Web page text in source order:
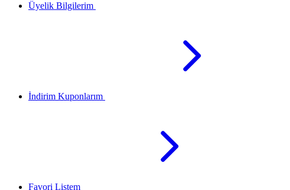
Üyelik Bilgilerim
İndirim Kuponlarım
Favori Listem